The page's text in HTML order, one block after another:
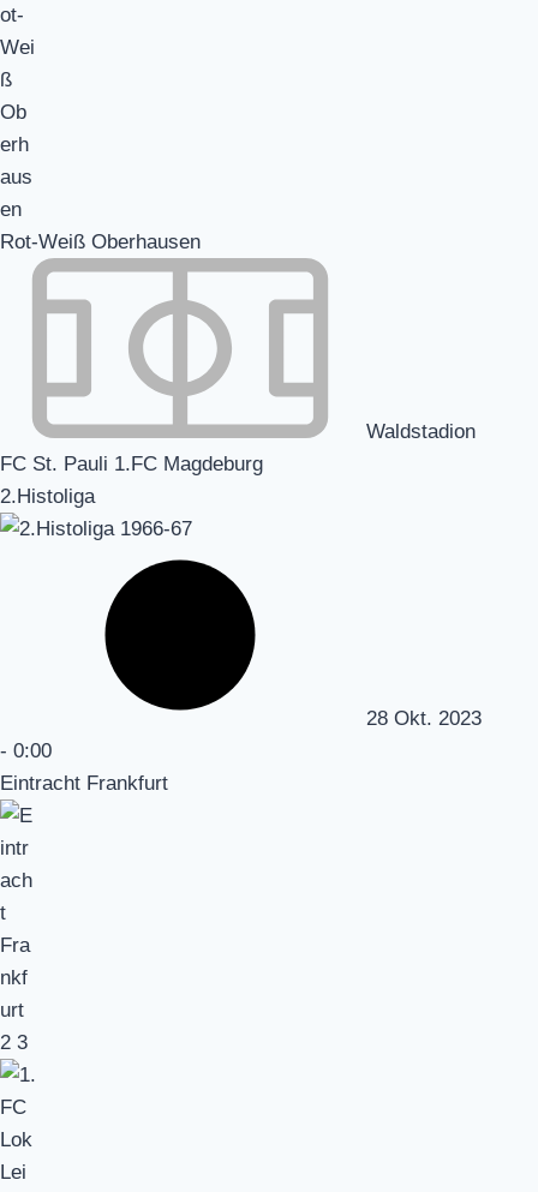
Rot-Weiß Oberhausen
Waldstadion
FC St. Pauli 1.FC Magdeburg
2.Histoliga
28 Okt. 2023
- 0:00
Eintracht Frankfurt
2 3